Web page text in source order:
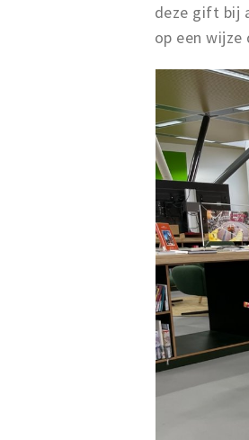
deze gift bij
op een wijze